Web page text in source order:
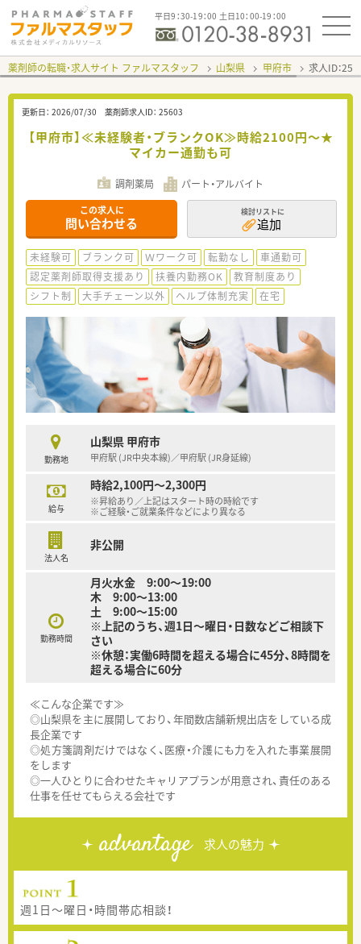
平日9：30-19：00 土日10：00-19：00
薬剤師の転職・求人サイト ファルマスタッフ 山梨県 甲府市 求人ID：
更新日： 2026/07/30 薬剤師求人ID： 25603
【甲府市】≪未経験者・ブランクOK≫時給2100円～★
マイカー通勤も可
調剤薬局 パート・アルバイト
この求人に
問い合わせる
検討リストに
追加
未経験可 ブランク可 Ｗワーク可 転勤なし
車通勤可
認定薬剤師取得支援あり
扶養内勤務OK
教育制度あり
シフト制
大手チェーン以外 ヘルプ体制充実 在宅
勤務地
山梨県 甲府市
甲府駅 (JR中央本線)／甲府駅 (JR身延線)
給与
時給2,100円～2,300円
※昇給あり／上記はスタート時の時給です
※ご経験・ご就業条件などにより異なる
法人名
非公開
勤務時間
月火水金 9:00～19:00
木 9:00～13:00
土 9:00～15:00
※上記のうち、週1日～曜日・日数などご相談下
さい
※休憩：実働6時間を超える場合に45分、8時間を
超える場合に60分
≪こんな企業です≫
◎山梨県を主に展開しており、年間数店舗新規出店をしている成
長企業です
◎処方箋調剤だけではなく、医療・介護にも力を入れた事業展開
をします
◎一人ひとりに合わせたキャリアプランが用意され、責任のある
仕事を任せてもらえる会社です
advantage 求人の魅力
週1日～曜日・時間帯応相談！